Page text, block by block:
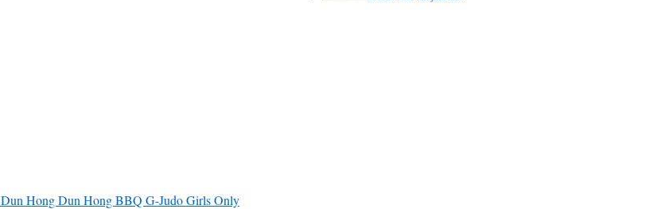
Dun HongDun Hong BBQ G-JudoGirls Only